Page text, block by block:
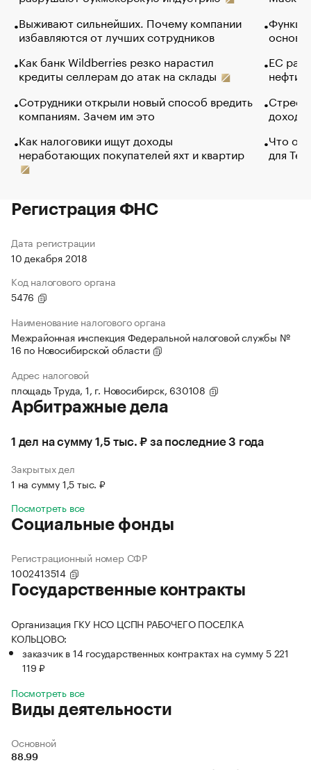
Выживают сильнейших. Почему компании
избавляются от лучших сотрудников
Как банк Wildberries резко нарастил
кредиты селлерам до атак на склады
Сотрудники открыли новый способ вредить
компаниям. Зачем им это
Как налоговики ищут доходы
неработающих покупателей яхт и квартир
основ
ЕС
нефти
Что
для
Регистрация ФНС
Дата регистрации
10 декабря 2018
Код налогового органа
5476
Наименование налогового органа
Межрайонная инспекция Федеральной налоговой службы №
16 по Новосибирской области
Адрес налоговой
площадь Труда, 1, г. Новосибирск, 630108
Арбитражные дела
1 дел на сумму 1,5 тыс. ₽ за последние 3 года
Закрытых дел
1 на сумму 1,5 тыс. ₽
Посмотреть все
Социальные фонды
Регистрационный номер СФР
1002413514
Государственные контракты
Организация ГКУ НСО ЦСПН РАБОЧЕГО ПОСЕЛКА
КОЛЬЦОВО:
заказчик в 14 государственных контрактах на сумму 5 221
119 ₽
Посмотреть все
Виды деятельности
Основной
88.99